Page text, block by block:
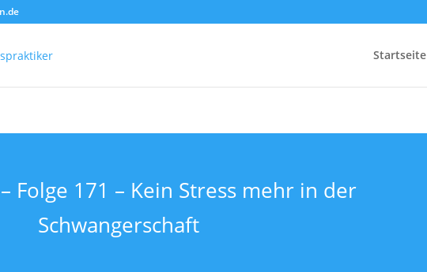
Startseite
Folge 171 – Kein Stress mehr in der
Schwangerschaft